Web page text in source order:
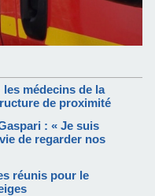
médecins de la
de proximité
: « Je suis
de regarder nos
réunis pour le